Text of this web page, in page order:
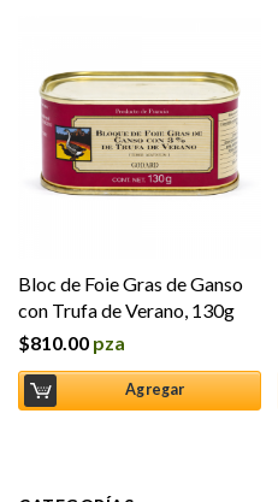
Bloc de Foie Gras de Ganso
con Trufa de Verano, 130g
$810.00 pza
Agregar